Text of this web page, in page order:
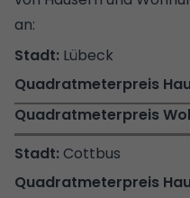
an:
Lübeck
Cottbus